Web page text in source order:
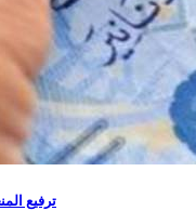
ترفيع